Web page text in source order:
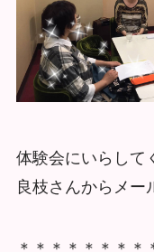
体験会にいらして
良枝さんからメー
＊＊＊＊＊＊＊＊